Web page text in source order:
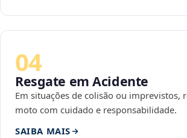
04
Resgate em Acidente
Em situações de colisão ou imprevistos,
moto com cuidado e responsabilidade.
SAIBA MAIS